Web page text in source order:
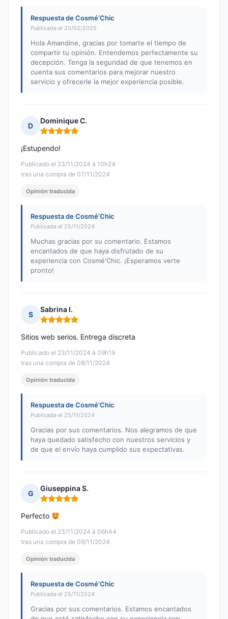
Respuesta de Cosmé’Chic
Publicada el 20/02/2025
Hola Amandine, gracias por tomarte el tiempo de
compartir tu opinión. Entendemos perfectamente su
decepción. Tenga la seguridad de que tenemos en
cuenta sus comentarios para mejorar nuestro
servicio y ofrecerle la mejor experiencia posible.
D
Dominique C.
Nota: 5 de 5
Publicado el 23/11/2024 à 10h24
tras una compra de 07/11/2024
¡Estupendo!
Opinión traducida
Respuesta de Cosmé’Chic
Publicada el 25/11/2024
Muchas gracias por su comentario. Estamos
encantados de que haya disfrutado de su
experiencia con Cosmé'Chic. ¡Esperamos verte
pronto!
S
Sabrina I.
Nota: 5 de 5
Publicado el 23/11/2024 à 09h19
tras una compra de 08/11/2024
Sitios web serios. Entrega discreta
Opinión traducida
Respuesta de Cosmé’Chic
Publicada el 25/11/2024
Gracias por sus comentarios. Nos alegramos de que
haya quedado satisfecho con nuestros servicios y
de que el envío haya cumplido sus expectativas.
G
Giuseppina S.
Nota: 5 de 5
Publicado el 23/11/2024 à 06h44
tras una compra de 09/11/2024
Perfecto
Opinión traducida
Respuesta de Cosmé’Chic
Publicada el 25/11/2024
Gracias por sus comentarios. Estamos encantados